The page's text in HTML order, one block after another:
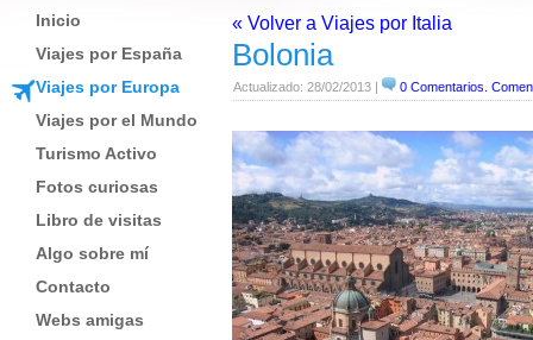
Inicio
Viajes por España
Viajes por Europa
Viajes por el Mundo
Turismo Activo
Fotos curiosas
Libro de visitas
Algo sobre mí
Contacto
Webs amigas
« Volver a Viajes por Italia
Bolonia
Actualizado: 28/02/2013 | 0 Comentarios.